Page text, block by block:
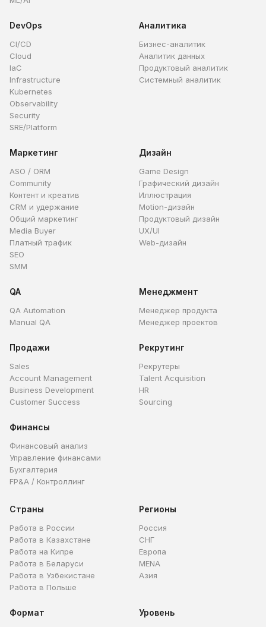
DevOps
CI/CD
Cloud
IaC
Infrastructure
Kubernetes
Observability
Security
SRE/Platform
Аналитика
Бизнес-аналитик
Аналитик данных
Продуктовый аналитик
Системный аналитик
Маркетинг
ASO / ORM
Community
Контент и креатив
CRM и удержание
Общий маркетинг
Media Buyer
Платный трафик
SEO
SMM
Дизайн
Game Design
Графический дизайн
Иллюстрация
Motion-дизайн
Продуктовый дизайн
UX/UI
Web-дизайн
QA
QA Automation
Manual QA
Менеджмент
Менеджер продукта
Менеджер проектов
Продажи
Sales
Account Management
Business Development
Customer Success
Рекрутинг
Рекрутеры
Talent Acquisition
HR
Sourcing
Финансы
Финансовый анализ
Управление финансами
Бухгалтерия
FP&A / Контроллинг
Страны
Работа в России
Работа в Казахстане
Работа на Кипре
Работа в Беларуси
Работа в Узбекистане
Работа в Польше
Регионы
Россия
СНГ
Европа
MENA
Азия
Формат Уровень